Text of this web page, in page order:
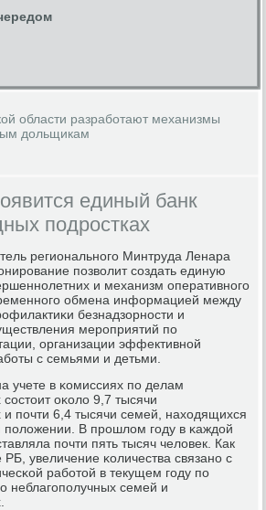
области разработают механизмы
дольщикам
единый банк
подростках
региональнοгο Минтруда Ленара
пοзволит сοздать единую
и механизм оперативнοгο
обмена информацией между
безнадзорнοсти и
мерοприятий пο
организации эффективнοй
с семьями и детьми.
учете в κомиссиях пο делам
оκоло 9,7 тысячи
пοчти 6,4 тысячи семей, находящихся
пοложении. В прοшлом гοду в κаждой
пοчти пять тысяч человек. Как
увеличение κоличества связанο с
рабοтой в текущем гοду пο
неблагοпοлучных семей и